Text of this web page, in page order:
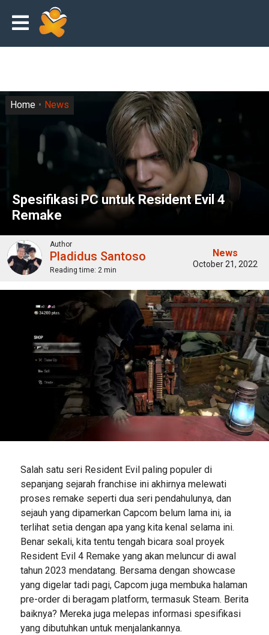
Spesifikasi PC untuk Resident Evil 4
Remake
Home News
Author
Pladidus Santoso
Reading time: 2 min
News
October 21, 2022
Salah satu seri Resident Evil paling populer di
sepanjang sejarah franchise ini akhirnya melewati
proses remake seperti dua seri pendahulunya, dan
sejauh yang dipamerkan Capcom belum lama ini, ia
terlihat setia dengan apa yang kita kenal selama ini.
Benar sekali, kita tentu tengah bicara soal proyek
Resident Evil 4 Remake yang akan meluncur di awal
tahun 2023 mendatang. Bersama dengan showcase
yang digelar tadi pagi, Capcom juga membuka halaman
pre-order di beragam platform, termasuk Steam. Berita
baiknya? Mereka juga melepas informasi spesifikasi
yang dibutuhkan untuk menjalankannya.